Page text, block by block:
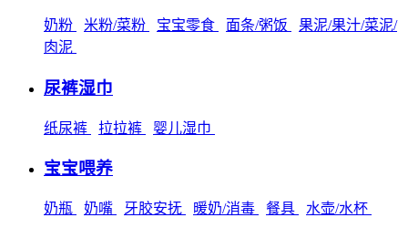
奶粉 米粉/菜粉 宝宝零食 面条/粥饭
果泥/果汁/菜泥/
肉泥
尿裤湿巾
纸尿裤 拉拉裤 婴儿湿巾
宝宝喂养
奶瓶 奶嘴 牙胶安抚 暖奶/消毒 餐具 水壶/水杯